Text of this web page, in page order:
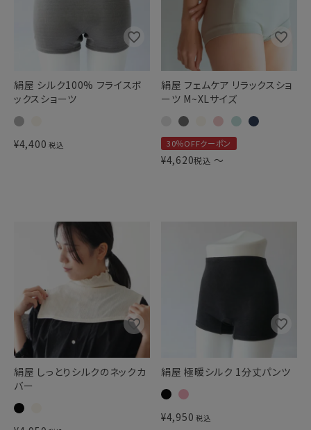
絹屋 シルク100% フライスボ
ックスショーツ
¥4,400 税込
絹屋 フェムケア リラックスショ
ーツ M~XLサイズ
30％OFFクーポン
¥4,620税込 〜
絹屋 しっとりシルクのネックカ
バー
絹屋 極暖シルク 1分丈パンツ
¥4,950 税込